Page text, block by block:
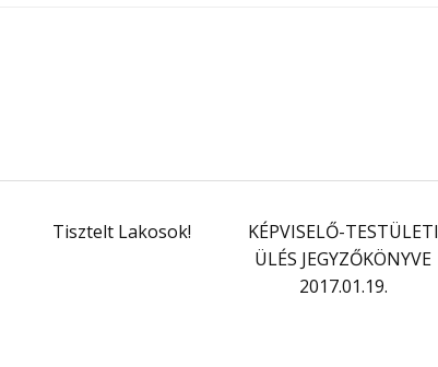
Tisztelt Lakosok!
KÉPVISELŐ-TESTÜLETI
ÜLÉS JEGYZŐKÖNYVE
2017.01.19.